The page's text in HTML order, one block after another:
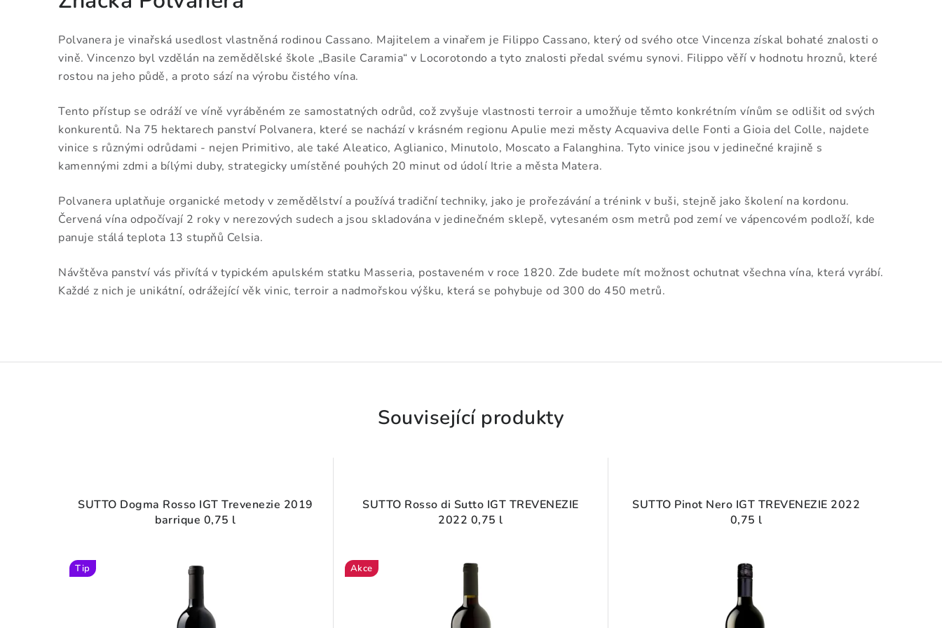
Polvanera je vinařská usedlost vlastněná rodinou Cassano. Majitelem a vinařem je Filippo Cassano, který od svého otce Vincenza získal bohaté znalosti o
vině. Vincenzo byl vzdělán na zemědělské škole „Basile Caramia“ v Locorotondo a tyto znalosti předal svému synovi. Filippo věří v hodnotu hroznů, které
rostou na jeho půdě, a proto sází na výrobu čistého vína.
Tento přístup se odráží ve víně vyráběném ze samostatných odrůd, což zvyšuje vlastnosti terroir a umožňuje těmto konkrétním vínům se odlišit od svých
konkurentů. Na 75 hektarech panství Polvanera, které se nachází v krásném regionu Apulie mezi městy Acquaviva delle Fonti a Gioia del Colle, najdete
vinice s různými odrůdami - nejen Primitivo, ale také Aleatico, Aglianico, Minutolo, Moscato a Falanghina. Tyto vinice jsou v jedinečné krajině s
kamennými zdmi a bílými duby, strategicky umístěné pouhých 20 minut od údolí Itrie a města Matera.
Polvanera uplatňuje organické metody v zemědělství a používá tradiční techniky, jako je prořezávání a trénink v buši, stejně jako školení na kordonu.
Červená vína odpočívají 2 roky v nerezových sudech a jsou skladována v jedinečném sklepě, vytesaném osm metrů pod zemí ve vápencovém podloží, kde
panuje stálá teplota 13 stupňů Celsia.
Návštěva panství vás přivítá v typickém apulském statku Masseria, postaveném v roce 1820. Zde budete mít možnost ochutnat všechna vína, která vyrábí.
Každé z nich je unikátní, odrážející věk vinic, terroir a nadmořskou výšku, která se pohybuje od 300 do 450 metrů.
Související produkty
SUTTO Dogma Rosso IGT Trevenezie 2019
barrique 0,75 l
Tip
SUTTO Rosso di Sutto IGT TREVENEZIE
2022 0,75 l
Akce
SUTTO Pinot Nero IGT TREVENEZIE 2022
0,75 l